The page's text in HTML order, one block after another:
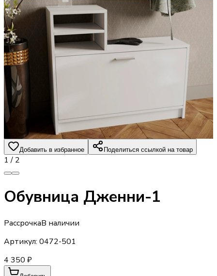
Добавить в избранное Поделиться ссылкой на товар
1 / 2
Обувница Дженни-1
РассрочкаВ наличии
Артикул: 0472-501
4 350 ₽